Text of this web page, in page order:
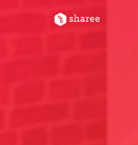
Hit enter